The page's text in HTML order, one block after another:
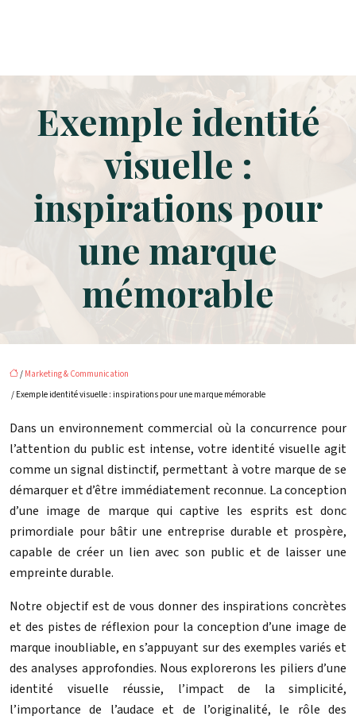
Exemple identité
visuelle :
inspirations pour
une marque
mémorable
/ Marketing & Communication
/ Exemple identité visuelle : inspirations pour une marque mémorable
Dans un environnement commercial où la concurrence pour
l’attention du public est intense, votre identité visuelle agit
comme un signal distinctif, permettant à votre marque de se
démarquer et d’être immédiatement reconnue. La conception
d’une image de marque qui captive les esprits est donc
primordiale pour bâtir une entreprise durable et prospère,
capable de créer un lien avec son public et de laisser une
empreinte durable.
Notre objectif est de vous donner des inspirations concrètes
et des pistes de réflexion pour la conception d’une image de
marque inoubliable, en s’appuyant sur des exemples variés et
des analyses approfondies. Nous explorerons les piliers d’une
identité visuelle réussie, l’impact de la simplicité,
l’importance de l’audace et de l’originalité, le rôle des